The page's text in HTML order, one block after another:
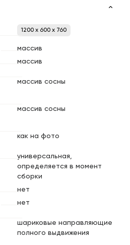
1200 x 600 x 760
массив
массив
массив сосны
массив сосны
как на фото
универсальная,
определяется в момент
сборки
нет
нет
шариковые направляющие
полного выдвижения